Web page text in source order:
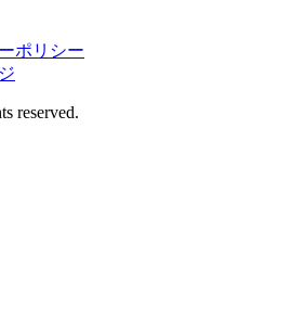
ポリシー
reserved.